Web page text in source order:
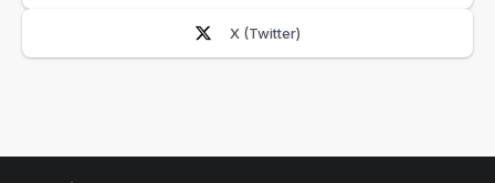
X (Twitter)